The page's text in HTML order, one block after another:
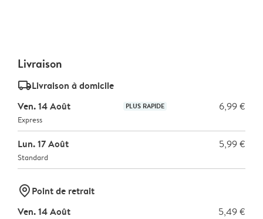
Livraison
delivery_standard_v2Livraison à domicile
Ven. 14 Août
PLUS RAPIDE 6,99 €
Express
Lun. 17 Août 5,99 €
Standard
marker-pinPoint de retrait
Ven. 14 Août
5,49 €